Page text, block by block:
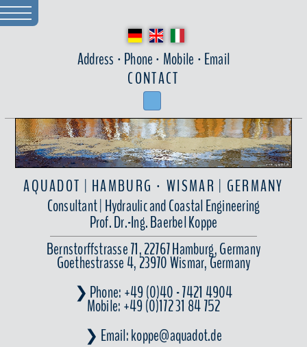
Address · Phone · Mobile · Email
CONTACT
AQUADOT | HAMBURG · WISMAR | GERMANY
Consultant | Hydraulic and Coastal Engineering
Prof. Dr.-Ing. Baerbel Koppe
Bernstorffstrasse 71, 22767 Hamburg, Germany
Goethestrasse 4, 23970 Wismar, Germany
❯ Phone:+49 (0)40 - 7421 4904
Mobile: +49 (0)172 31 84 752
❯ Email:koppe@aquadot.de